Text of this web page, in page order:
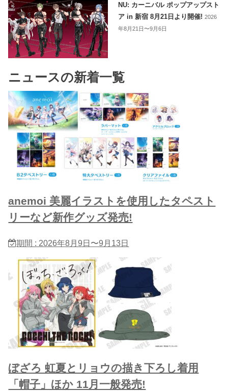
NU: カーニバル ポップアップスト
ア in 新宿 8月21日より開催!2026
年8月21日〜9月6日
ニュースの新着一覧
anemoi 美麗イラストを使用したタペスト
リーなど新作グッズ発売!
期間 : 2026年8月9日〜9月13日
ぼざろ 虹夏とリョウの描き下ろし着用
「帽子」ほか 11月一般発売!